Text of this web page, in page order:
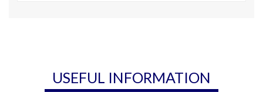
USEFUL INFORMATION